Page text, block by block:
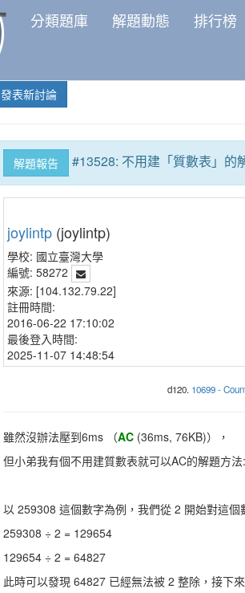
分類題庫 解題動態 排行榜
發表新討論
解題報告 #13528: 不用建「質數表」的
joylintp (joylintp)
學校: 國立臺灣大學
編號: 58272
來源: [104.132.79.22]
註冊時間:
2016-06-22 17:10:02
最後登入時間:
2025-11-07 14:48:54
d120. 10699 -
雖然沒辦法壓到6ms （AC (36ms, 76KB)），
但小弟我有個不用建質數表就可以AC的解題方法:
以 259308 這個數字為例，我們從 2 開始對這
259308 ÷ 2 = 129654
129654 ÷ 2 = 64827
此時可以發現 64827 已經無法被 2 整除，接下